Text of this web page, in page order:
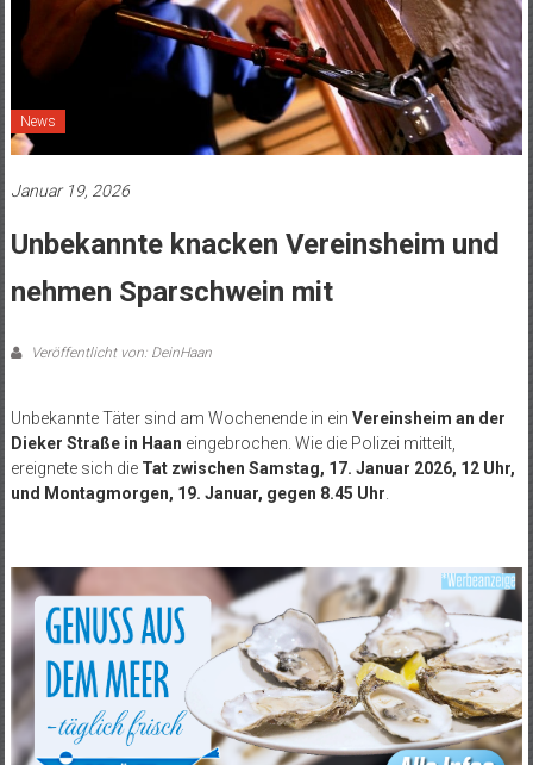
News
Januar 19, 2026
Unbekannte knacken Vereinsheim und
nehmen Sparschwein mit
Veröffentlicht von: DeinHaan
Unbekannte Täter sind am Wochenende in ein Vereinsheim an der
Dieker Straße in Haan eingebrochen. Wie die Polizei mitteilt,
ereignete sich die Tat zwischen Samstag, 17. Januar 2026, 12 Uhr,
und Montagmorgen, 19. Januar, gegen 8.45 Uhr